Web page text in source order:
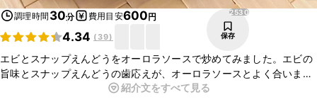
調理時間 30分 費用目安600円
4.34 ( 39)
2530
保存
エビとスナップえんどうをオーロラソースで炒めてみました。エビの
旨味とスナップえんどうの歯応えが、オーロラソースとよく合いま
す。お好みの野菜を入れるとアレンジが広がります。調味料も少なめ
紹介文をすべて見る